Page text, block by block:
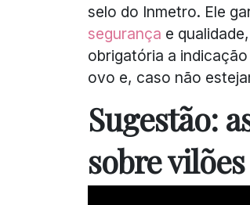
selo do Inmetro. Ele
segurança e
obrigatória a
ovo e, caso não
Sugestão:
sobre